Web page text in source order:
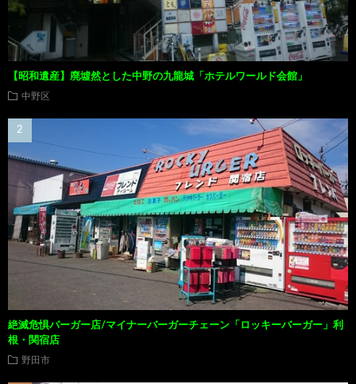
【昭和遺産】廃墟然とした中野の九龍城「ホテルワールド会館」
中野区
絶滅危惧バーガー店/マイナーバーガーチェーン「ロッキーバーガー」利
根・関宿店
野田市